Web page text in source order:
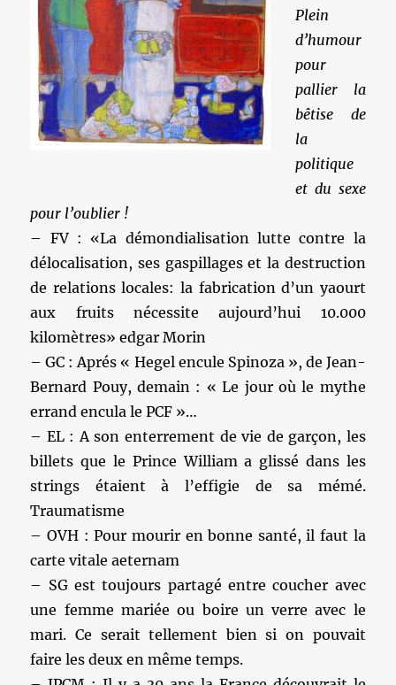
Plein
d’humour
pour
pallier la
bêtise de
la
politique
et du sexe
pour l’oublier !
– FV : «La démondialisation lutte contre la
délocalisation, ses gaspillages et la destruction
de relations locales: la fabrication d’un yaourt
aux fruits nécessite aujourd’hui 10.000
kilomètres» edgar Morin
– GC : Aprés « Hegel encule Spinoza », de Jean-
Bernard Pouy, demain : « Le jour où le mythe
errand encula le PCF »…
– EL : A son enterrement de vie de garçon, les
billets que le Prince William a glissé dans les
strings étaient à l’effigie de sa mémé.
Traumatisme
– OVH : Pour mourir en bonne santé, il faut la
carte vitale aeternam
– SG est toujours partagé entre coucher avec
une femme mariée ou boire un verre avec le
mari. Ce serait tellement bien si on pouvait
faire les deux en même temps.